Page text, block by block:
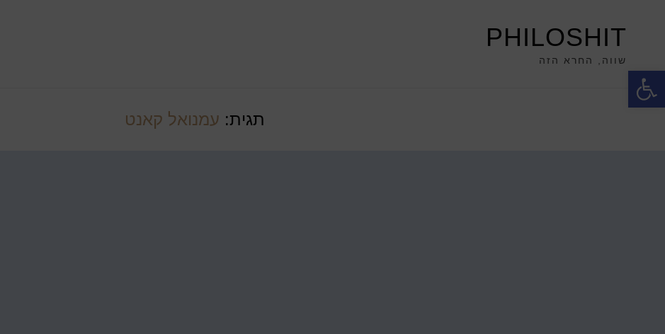
פתח סרגל נגישות
PHILOSHIT
שווה, החרא הזה
תגית: עמנואל קאנט